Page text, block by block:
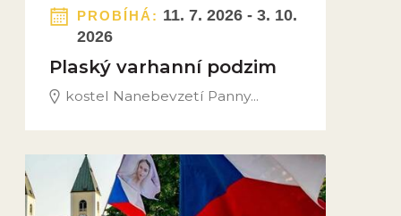
PROBÍHÁ: 11. 7. 2026 - 3. 10.
2026
Plaský varhanní podzim
kostel Nanebevzetí Panny...
Obrázek novinky